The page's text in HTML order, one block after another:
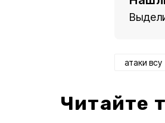
атаки всу
Читайте